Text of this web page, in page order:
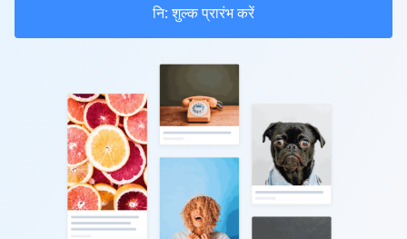
नि: शुल्क प्रारंभ करें